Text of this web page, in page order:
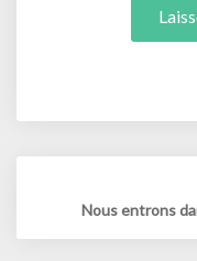
Nous entrons